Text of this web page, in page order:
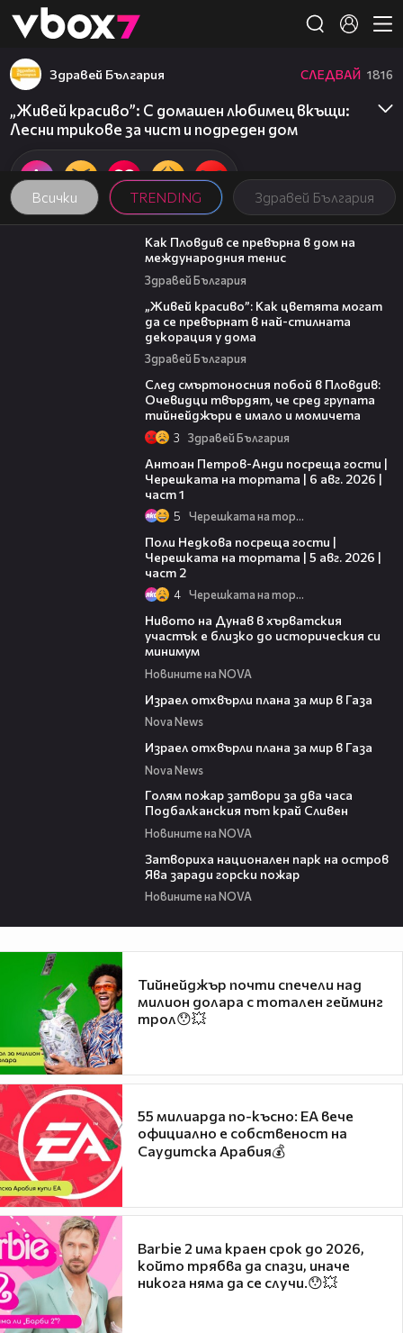
👾
Всички TRENDING Здравей България
Здравей България СЛЕДВАЙ 1816
„Живей красиво”: С домашен любимец вкъщи:
Лесни трикове за чист и подреден дом
03:09
Как Пловдив се превърна в дом на
международния тенис
Здравей България
„Живей красиво”: Как цветята могат
да се превърнат в най-стилната
декорация у дома
Здравей България
След смъртоносния побой в Пловдив:
Очевидци твърдят, че сред групата
тийнейджъри е имало и момичета
3 Здравей България
Антоан Петров-Анди посреща гости |
Черешката на тортата | 6 авг. 2026 |
част 1
5 Черешката на тортата
Поли Недкова посреща гости |
Черешката на тортата | 5 авг. 2026 |
част 2
4 Черешката на тортата
Нивото на Дунав в хърватския
участък е близко до историческия си
минимум
Новините на NOVA
Израел отхвърли плана за мир в Газа
Nova News
Израел отхвърли плана за мир в Газа
Nova News
Голям пожар затвори за два часа
Подбалканския път край Сливен
Новините на NOVA
Затвориха национален парк на остров
Ява заради горски пожар
Новините на NOVA
Тийнейджър почти спечели над
милион долара с тотален гейминг
трол😯💥
55 милиарда по-късно: EA вече
официално е собственост на
Саудитска Арабия💰
Barbie 2 има краен срок до 2026,
който трябва да спази, иначе
никога няма да се случи.😯💥